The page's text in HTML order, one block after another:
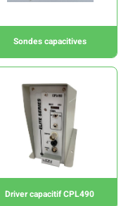
Sondes capacitives
Driver capacitif CPL490